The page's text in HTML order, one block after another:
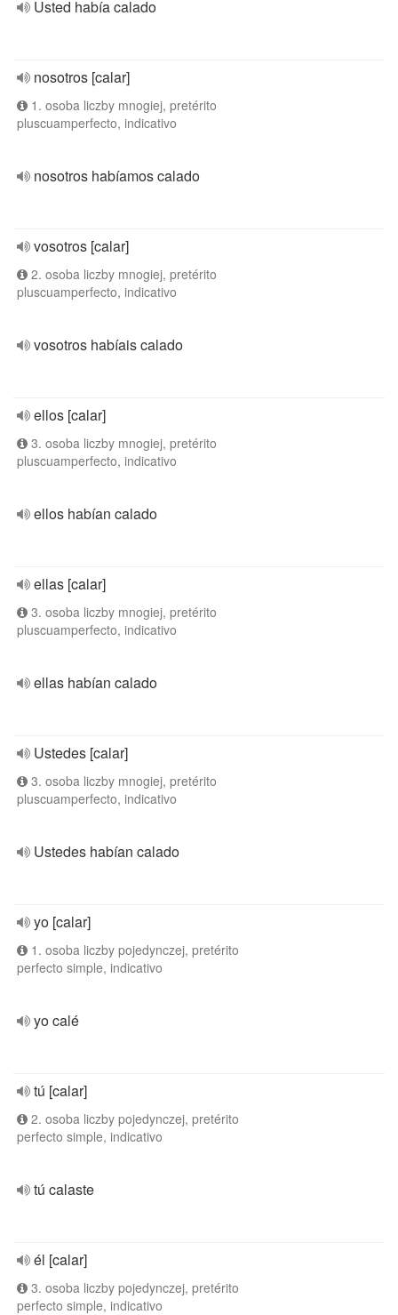
Usted había calado
nosotros [calar]
1. osoba liczby mnogiej, pretérito
pluscuamperfecto, indicativo
nosotros habíamos calado
vosotros [calar]
2. osoba liczby mnogiej, pretérito
pluscuamperfecto, indicativo
vosotros habíais calado
ellos [calar]
3. osoba liczby mnogiej, pretérito
pluscuamperfecto, indicativo
ellos habían calado
ellas [calar]
3. osoba liczby mnogiej, pretérito
pluscuamperfecto, indicativo
ellas habían calado
Ustedes [calar]
3. osoba liczby mnogiej, pretérito
pluscuamperfecto, indicativo
Ustedes habían calado
yo [calar]
1. osoba liczby pojedynczej, pretérito
perfecto simple, indicativo
yo calé
tú [calar]
2. osoba liczby pojedynczej, pretérito
perfecto simple, indicativo
tú calaste
él [calar]
3. osoba liczby pojedynczej, pretérito
perfecto simple, indicativo